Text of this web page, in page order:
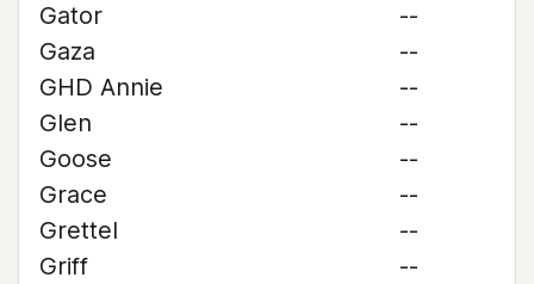
Gator
--
Gaza
--
GHD Annie
--
Glen
--
Goose
--
Grace
--
Grettel
--
Griff
--